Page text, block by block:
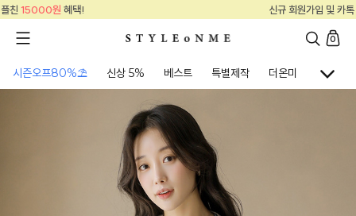
0
시즌오프80%⛱ 신상 5% 베스트 특별제작 더온미 골프웨어